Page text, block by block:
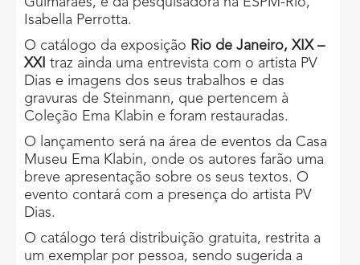
Isabella Perrotta.
O catálogo da exposição Rio de Janeiro, XIX –
XXI traz ainda uma entrevista com o artista PV
Dias e imagens dos seus trabalhos e das
gravuras de Steinmann, que pertencem à
Coleção Ema Klabin e foram restauradas.
O lançamento será na área de eventos da Casa
Museu Ema Klabin, onde os autores farão uma
breve apresentação sobre os seus textos. O
evento contará com a presença do artista PV
Dias.
O catálogo terá distribuição gratuita, restrita a
um exemplar por pessoa, sendo sugerida a